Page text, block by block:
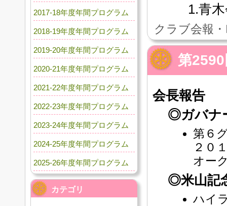
1.青
クラブ会報
第
会長報告
◎ガバナ
第６
２０
オー
◎米山記
ハイ
2017-18年度年間プログラム
2018-19年度年間プログラム
2019-20年度年間プログラム
2020-21年度年間プログラム
2021-22年度年間プログラム
2022-23年度年間プログラム
2023-24年度年間プログラム
2024-25年度年間プログラム
2025-26年度年間プログラム
カテゴリ